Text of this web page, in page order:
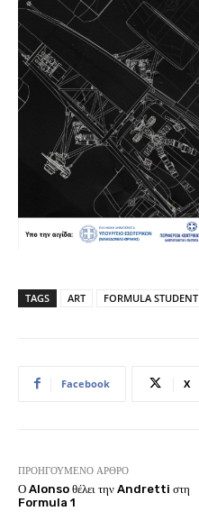
TAGS ART FORMULA STUDENT
Facebook X
ΠΡΟΗΓΟΎΜΕΝΟ ΆΡΘΡΟ
Ο Alonso θέλει την Andretti στη
Formula 1